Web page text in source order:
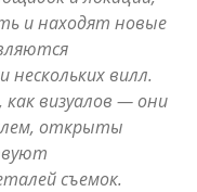
и находят новые
вилл.
визуалов — они
открыты
съемок.